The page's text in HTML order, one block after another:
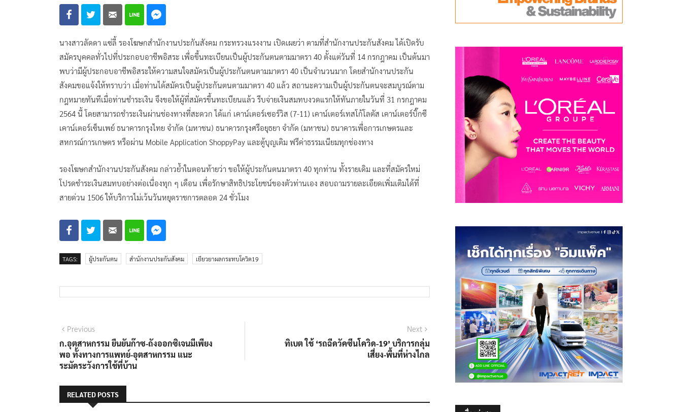
นางสาวลัดดา แซ่ลี้ รองโฆษกสำนักงานประกันสังคม กระทรวงแรงงาน เปิดเผยว่า ตามที่สำนักงานประกันสังคม ได้เปิดรับ
สมัครบุคคลทั่วไปที่ประกอบอาชีพอิสระ เพื่อขึ้นทะเบียนเป็นผู้ประกันตนตามมาตรา 40 ตั้งแต่วันที่ 14 กรกฎาคม เป็นต้นมา
พบว่ามีผู้ประกอบอาชีพอิสระให้ความสนใจสมัครเป็นผู้ประกันตนตามมาตรา 40 เป็นจำนวนมาก โดยสำนักงานประกัน
สังคมขอแจ้งให้ทราบว่า เมื่อท่านได้สมัครเป็นผู้ประกันตนตามมาตรา 40 แล้ว สถานะความเป็นผู้ประกันตนจะสมบูรณ์ตาม
กฎหมายทันทีเมื่อท่านชำระเงิน จึงขอให้ผู้ที่สมัครขึ้นทะเบียนแล้ว รีบจ่ายเงินสมทบงวดแรกให้ทันภายในวันที่ 31 กรกฎาคม
2564 นี้ โดยสามารถชำระเงินผ่านช่องทางที่สะดวก ได้แก่ เคาน์เตอร์เซอร์วิส (7-11) เคาน์เตอร์เทสโก้โลตัส เคาน์เตอร์บิ๊กซี
เคาน์เตอร์เซ็นเพย์ ธนาคารกรุงไทย จำกัด (มหาชน) ธนาคารกรุงศรีอยุธยา จำกัด (มหาชน) ธนาคารเพื่อการเกษตรและ
สหกรณ์การเกษตร หรือผ่าน Mobile Application ShoppyPay และตู้บุญเติม ฟรีค่าธรรมเนียมทุกช่องทาง
รองโฆษกสำนักงานประกันสังคม กล่าวย้ำในตอนท้ายว่า ขอให้ผู้ประกันตนมาตรา 40 ทุกท่าน ทั้งรายเดิม และที่สมัครใหม่
โปรดชำระเงินสมทบอย่างต่อเนื่องทุก ๆ เดือน เพื่อรักษาสิทธิประโยชน์ของตัวท่านเอง สอบถามรายละเอียดเพิ่มเติมได้ที่
สายด่วน 1506 ให้บริการไม่เว้นวันหยุดราชการตลอด 24 ชั่วโมง
TAGS: ผู้ประกันตน สำนักงานประกันสังคม เยียวยาผลกระทบโควิด19
แนะแนว
เรื่อง
PreviousPrevious
post:
ก.อุตสาหกรรม ยืนยันก๊าซ-ถังออกซิเจนมีเพียง
พอ ทั้งทางการแพทย์-อุตสาหกรรม แนะ
ระมัดระวังการใช้ที่บ้าน
Next
ทิเบต ใช้ ‘รถฉีดวัคซีนโควิด-19’ บริการกลุ่ม
เสี่ยง-พื้นที่ห่างไกล
RELATED POSTS